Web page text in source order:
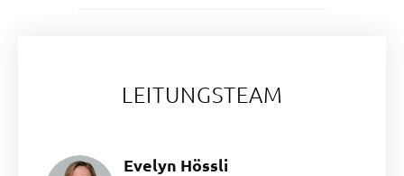
LEITUNGSTEAM
Evelyn Hössli